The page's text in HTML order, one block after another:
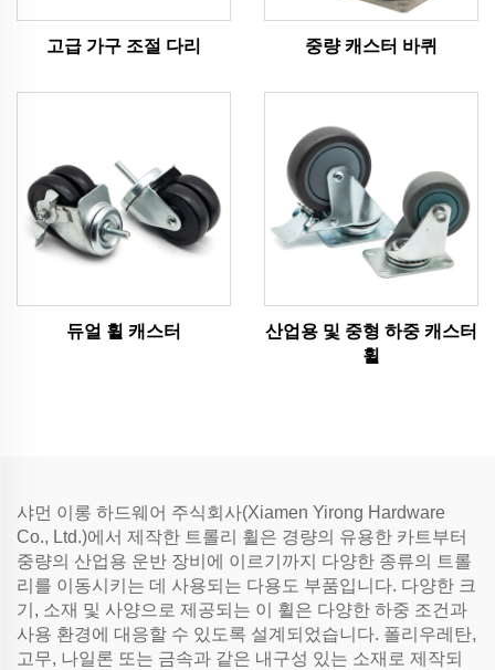
고급 가구 조절 다리 중량 캐스터 바퀴
듀얼 휠 캐스터
산업용 및 중형 하중 캐스터
휠
샤먼 이롱 하드웨어 주식회사(Xiamen Yirong Hardware
Co., Ltd.)에서 제작한 트롤리 휠은 경량의 유용한 카트부터
중량의 산업용 운반 장비에 이르기까지 다양한 종류의 트롤
리를 이동시키는 데 사용되는 다용도 부품입니다. 다양한 크
기, 소재 및 사양으로 제공되는 이 휠은 다양한 하중 조건과
사용 환경에 대응할 수 있도록 설계되었습니다. 폴리우레탄,
고무, 나일론 또는 금속과 같은 내구성 있는 소재로 제작되